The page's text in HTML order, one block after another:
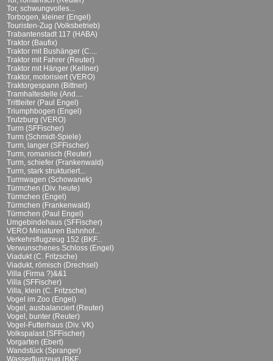
Tor, schwungvolles...
Torbogen, kleiner (Engel)
Touristen-Zug (Volksbetrieb)
Trabantenstadt 117 (HABA)
Traktor (Baufix)
Traktor mit Bushänger (C....
Traktor mit Fahrer (Reuter)
Traktor mit Hänger (Kellner)
Traktor, motorisiert (VERO)
Traktorgespann (Bittner)
Tramhaltestelle (And....
Trittleiter (Paul Engel)
Triumphbogen (Engel)
Trutzburg (VERO)
Turm (SFFischer)
Turm (Schmidt-Spiele)
Turm, langer (SFFischer)
Turm, romanisch (Reuter)
Turm, schiefer (Frankenwald)
Turm, stark strukturiert...
Turmwagen (Schowanek)
Türmchen (Div. heute)
Türmchen (Engel)
Türmchen (Frankenwald)
Türmchen (Paul Engel)
Umgebindehaus (SFFischer)
VERO Miniaturen Bahnhof...
Verkehrsflugzeug 152 (BKF...
Verwunschenes Schloss (Engel)
Viadukt (C. Fritzsche)
Viadukt, römisch (Drechsel)
Villa (Firma ?)&&1
Villa (SFFischer)
Villa, klein (C. Fritzsche)
Vogel im Zoo (Engel)
Vogel, ausbalanciert (Reuter)
Vogel, bunter (Reuter)
Vogel-Futterhaus (Div. VK)
Volkspalast (SFFischer)
Vorgarten (Ebert)
Wandstück (Spranger)
Wasserflugzeug (BKF